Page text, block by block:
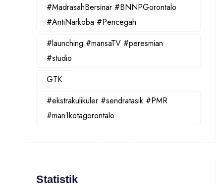
#MadrasahBersinar #BNNPGorontalo
#AntiNarkoba #Pencegah
#launching #mansaTV #peresmian
#studio
GTK
#ekstrakulikuler #sendratasik #PMR
#man1kotagorontalo
Statistik